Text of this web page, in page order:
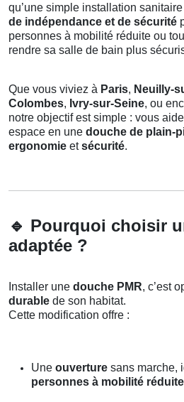
qu’une simple installation
de indépendance et de sécurité
personnes à mobilité réduite ou
rendre sa salle de bain plus
Que vous viviez à Paris, Neuilly-
Colombes, Ivry-sur-Seine, ou
notre objectif est simple : vous
espace en une douche de plain-
ergonomie etsécurité.
🔹 Pourquoi choisir
adaptée ?
Installer une douche PMR, c’est
durable de son habitat.
Cette modification offre :
Une ouverture sans marche,
personnes à mobilité réduite